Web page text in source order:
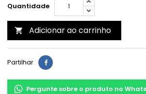
Quantidade
 Adicionar ao carrinho
Partilhar
Pergunte sobre o produto no